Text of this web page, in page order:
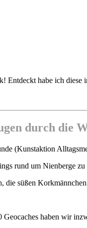
Entdeckt habe ich diese
durch die
(Kunstaktion
rund um Nienberge zu
die süßen
Geocaches haben wir